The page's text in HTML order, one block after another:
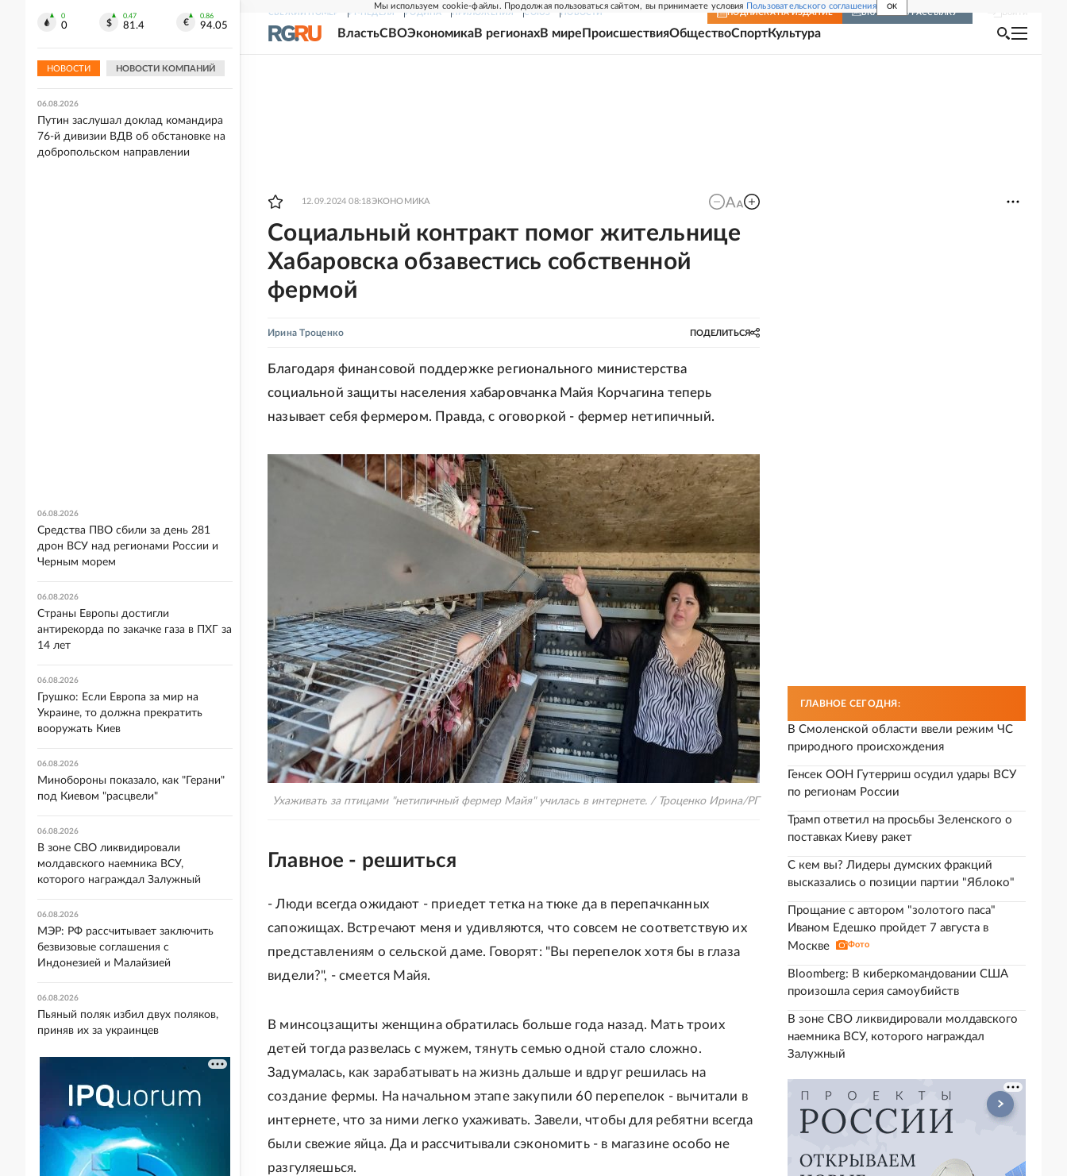
Мы используем cookie-файлы. Продолжая пользоваться сайтом, вы принимаете условия Пользовательского соглашения OK
СВЕЖИЙ НОМЕР РГ-НЕДЕЛЯ РОДИНА ПРИЛОЖЕНИЯ СОЮЗ НОВОСТИ ПОДПИСКА НА ИЗДАНИЕ ВКЛЮЧИТЬ РАССЫЛКУ
ВластьСВОЭкономикаВ регионахВ мире ПроисшествияОбществоСпортКультура
12.09.2024 08:18ЭКОНОМИКА
Социальный контракт помог жительнице
Хабаровска обзавестись собственной
фермой
Ирина Троценко ПОДЕЛИТЬСЯ
Благодаря финансовой поддержке регионального министерства
социальной защиты населения хабаровчанка Майя Корчагина теперь
называет себя фермером. Правда, с оговоркой - фермер нетипичный.
Ухаживать за птицами "нетипичный фермер Майя" училась в интернете. / Троценко Ирина/РГ
Главное - решиться
- Люди всегда ожидают - приедет тетка на тюке да в перепачканных
сапожищах. Встречают меня и удивляются, что совсем не соответствую их
представлениям о сельской даме. Говорят: "Вы перепелок хотя бы в глаза
видели?", - смеется Майя.
В минсоцзащиты женщина обратилась больше года назад. Мать троих
детей тогда развелась с мужем, тянуть семью одной стало сложно.
Задумалась, как зарабатывать на жизнь дальше и вдруг решилась на
создание фермы. На начальном этапе закупили 60 перепелок - вычитали в
интернете, что за ними легко ухаживать. Завели, чтобы для ребятни всегда
были свежие яйца. Да и рассчитывали сэкономить - в магазине особо не
разгуляешься.
ГЛАВНОЕ СЕГОДНЯ:
В Смоленской области ввели режим ЧС
природного происхождения
Генсек ООН Гутерриш осудил удары ВСУ
по регионам России
Трамп ответил на просьбы Зеленского о
поставках Киеву ракет
С кем вы? Лидеры думских фракций
высказались о позиции партии "Яблоко"
Прощание с автором "золотого паса"
Иваном Едешко пройдет 7 августа в
Москве
Фото
Bloomberg: В киберкомандовании США
произошла серия самоубийств
В зоне СВО ликвидировали молдавского
наемника ВСУ, которого награждал
Залужный
0
0
0.47
81.4
0.86
94.05
НОВОСТИ НОВОСТИ КОМПАНИЙ
Владивостока
06.08.2026
Путин заслушал доклад командира
76-й дивизии ВДВ об обстановке на
добропольском направлении
06.08.2026
Средства ПВО сбили за день 281
дрон ВСУ над регионами России и
Черным морем
06.08.2026
Страны Европы достигли
антирекорда по закачке газа в ПХГ за
14 лет
06.08.2026
Грушко: Если Европа за мир на
Украине, то должна прекратить
вооружать Киев
06.08.2026
Минобороны показало, как "Герани"
под Киевом "расцвели"
06.08.2026
В зоне СВО ликвидировали
молдавского наемника ВСУ,
которого награждал Залужный
06.08.2026
МЭР: РФ рассчитывает заключить
безвизовые соглашения с
Индонезией и Малайзией
06.08.2026
Пьяный поляк избил двух поляков,
приняв их за украинцев